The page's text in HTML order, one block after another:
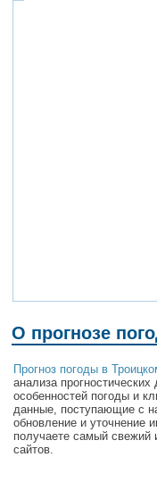
О прогнозе
Прогноз погоды в
анализа
особенностей погоды и
данные, поступающие с
обновление и уточнение
получаете самый свежий
сайтов.